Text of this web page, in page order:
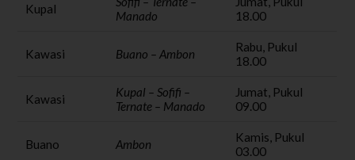
Kupal
Manado
18.00
Kawasi Buano – Ambon
Rabu, Pukul
18.00
Kawasi
Kupal – Sofifi –
Ternate – Manado
Jumat, Pukul
09.00
Buano Ambon
Kamis, Pukul
03.00